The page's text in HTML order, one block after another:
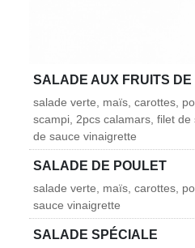
SALADE AUX FRUITS DE
salade verte, maïs, carottes,
scampi, 2pcs calamars, filet
de sauce vinaigrette
SALADE DE POULET
salade verte, maïs, carottes,
sauce vinaigrette
SALADE SPÉCIALE